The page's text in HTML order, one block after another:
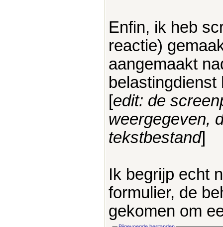
Enfin, ik heb
reactie)
aangemaakt
[edit: de
weergegeven,
tekstbestand]
Ik begrijp echt
formulier, de
gekomen om